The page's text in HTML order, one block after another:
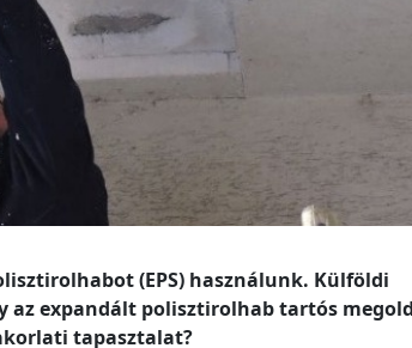
(EPS) használunk. Külföldi
expandált polisztirolhab tartós
tapasztalat?